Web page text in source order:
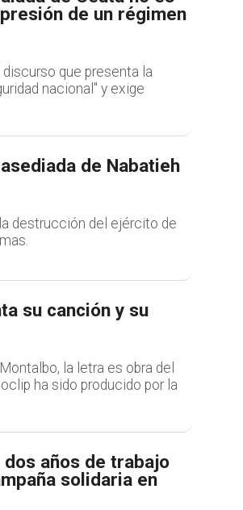
de un régimen
que presenta la
nacional" y exige
de Nabatieh
destrucción del ejército de
su canción y su
la letra es obra del
ha sido producido por la
años de trabajo
solidaria en